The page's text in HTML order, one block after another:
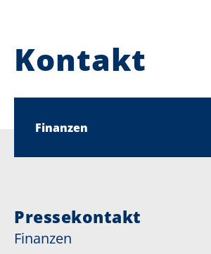
Kontakt
Finanzen
Pressekontakt
Finanzen